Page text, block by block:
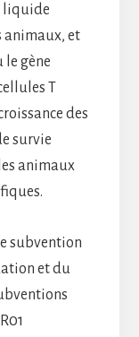
liquide
animaux, et
le gène
T
des
survie
animaux
subvention
et du